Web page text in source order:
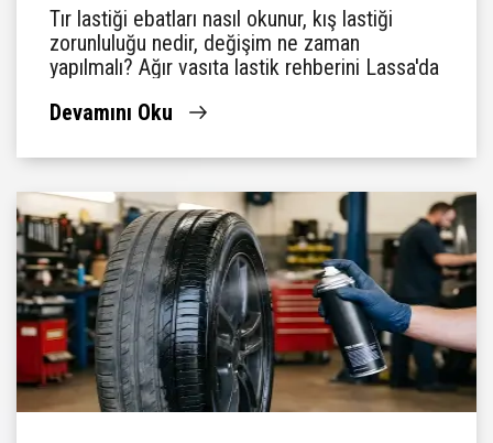
Tır lastiği ebatları nasıl okunur, kış lastiği
zorunluluğu nedir, değişim ne zaman
yapılmalı? Ağır vasıta lastik rehberini Lassa'da
Devamını Oku